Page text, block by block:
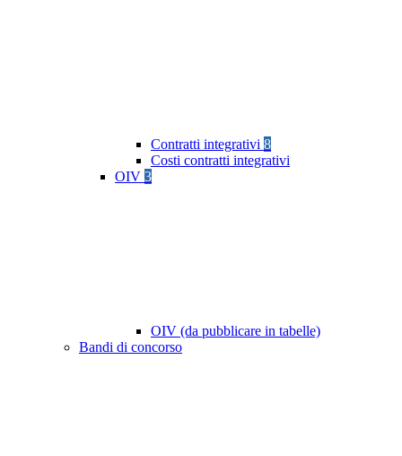
Contratti integrativi 8
Costi contratti integrativi
OIV 3
OIV (da pubblicare in tabelle)
Bandi di concorso